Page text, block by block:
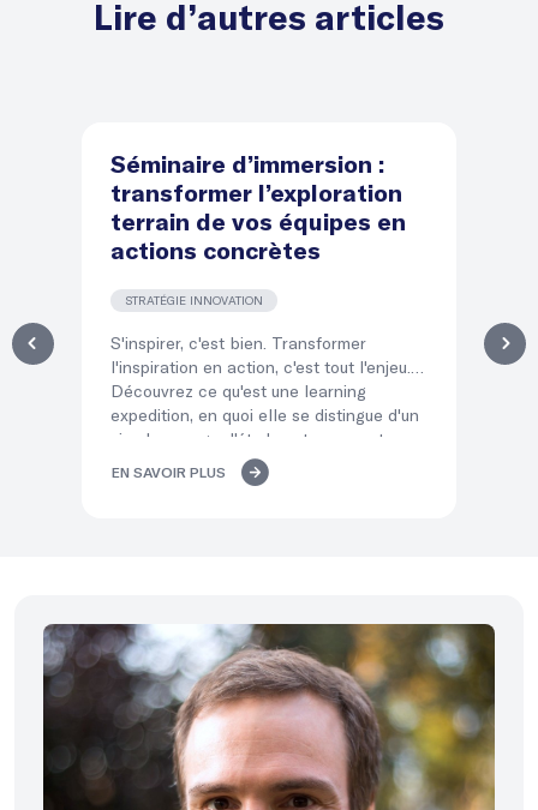
Lire d’autres articles
Séminaire d’immersion :
transformer l’exploration
terrain de vos équipes en
actions concrètes
STRATÉGIE INNOVATION
S'inspirer, c'est bien. Transformer
l'inspiration en action, c'est tout l'enjeu.
Découvrez ce qu'est une learning
expedition, en quoi elle se distingue d'un
simple voyage d'études et comment ses
« temps d'atterrissage » transforment
l'immersion de vos équipes en décisions
EN SAVOIR PLUS